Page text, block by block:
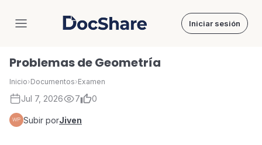
DocShare Iniciar sesión
Problemas de Geometría
Inicio›Documentos›Examen
Jul 7, 2026 7 0
Subir porJiven